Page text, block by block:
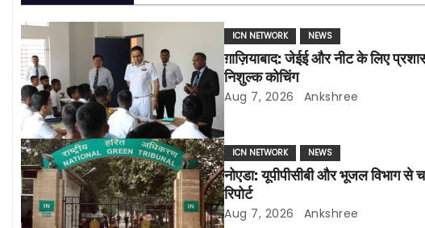
t
n
a
v
i
g
a
ICN NETWORK NEWS
ग़ाज़ियाबाद: जेईई और नीट के लिए
निशुल्क कोचिंग
Aug 7, 2026 Ankshree
ICN NETWORK NEWS
नोएडा: यूपीपीसीबी और भूजल विभाग से
रिपोर्ट
Aug 7, 2026 Ankshree